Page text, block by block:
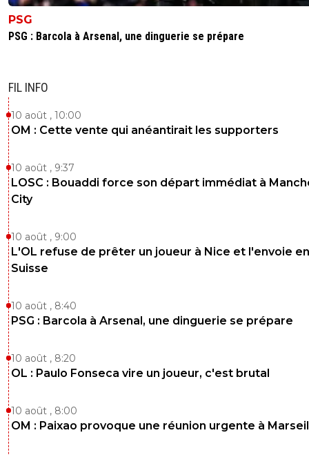
PSG
PSG : Barcola à Arsenal, une dinguerie se prépare
FIL INFO
10 août , 10:00
OM : Cette vente qui anéantirait les supporters
10 août , 9:37
LOSC : Bouaddi force son départ immédiat à
City
10 août , 9:00
L'OL refuse de prêter un joueur à Nice et l'envoie en
Suisse
10 août , 8:40
PSG : Barcola à Arsenal, une dinguerie se prépare
10 août , 8:20
OL : Paulo Fonseca vire un joueur, c'est brutal
10 août , 8:00
OM : Paixao provoque une réunion urgente à